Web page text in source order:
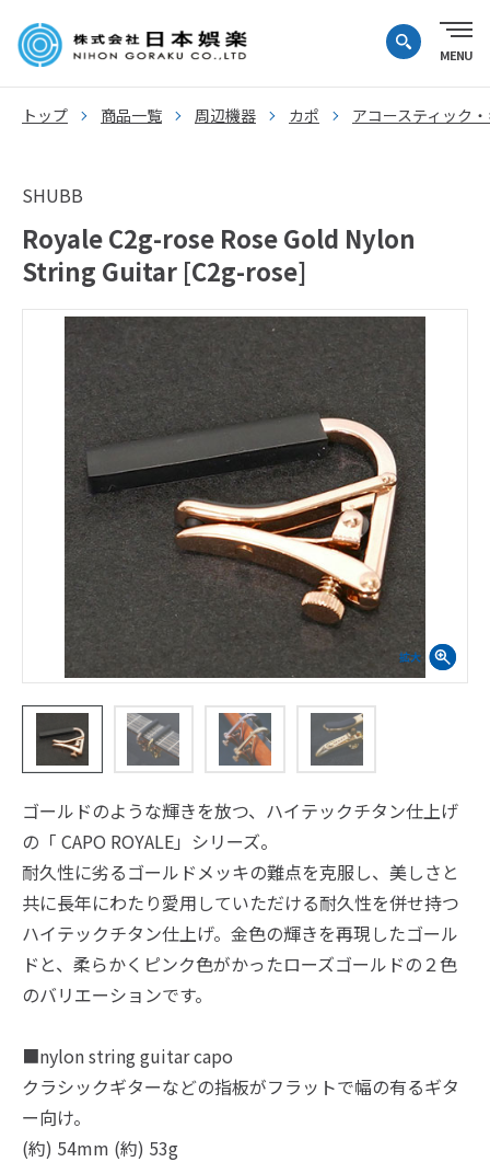
トップ 商品一覧 周辺機器 カポ アコースティック
SHUBB
Royale C2g-rose Rose Gold Nylon
String Guitar [C2g-rose]
ゴールドのような輝きを放つ、ハイテックチタン仕上げ
の「 CAPO ROYALE」シリーズ。
耐久性に劣るゴールドメッキの難点を克服し、美しさと
共に長年にわたり愛用していただける耐久性を併せ持つ
ハイテックチタン仕上げ。金色の輝きを再現したゴール
ドと、柔らかくピンク色がかったローズゴールドの２色
のバリエーションです。
■nylon string guitar capo
クラシックギターなどの指板がフラットで幅の有るギタ
ー向け。
(約) 54mm (約) 53g